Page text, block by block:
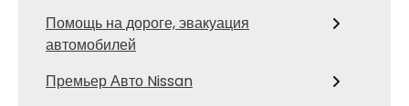
Помощь на дороге, эвакуация
автомобилей
Премьер Авто Nissan